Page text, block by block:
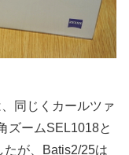
同じくカールツァ
ズームSEL1018と
たが、Batis2/25は